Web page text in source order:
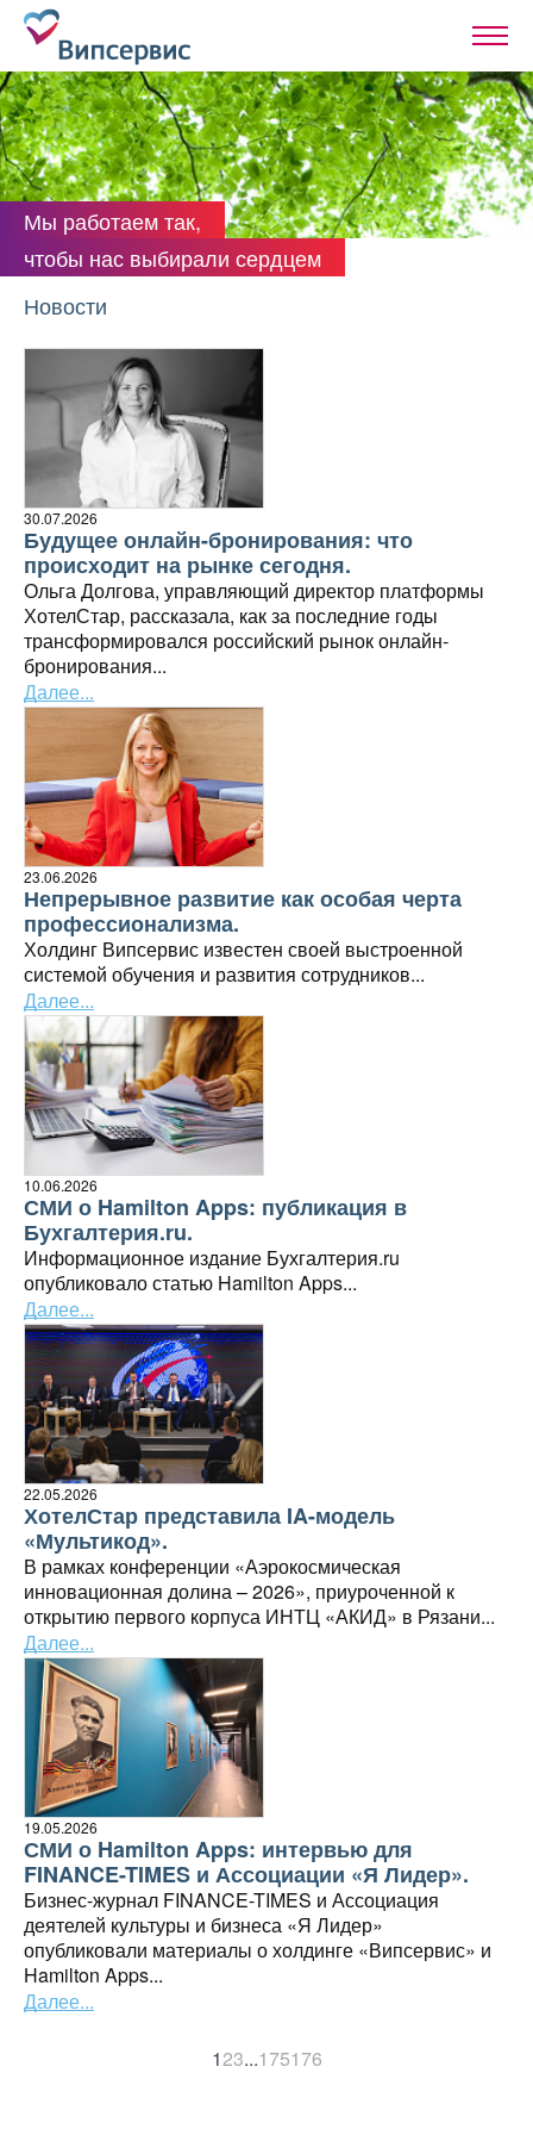
Мы работаем так,
чтобы нас выбирали сердцем
Новости
Будущее онлайн-бронирования: что
происходит на рынке сегодня.
Ольга Долгова, управляющий директор платформы
ХотелСтар, рассказала, как за последние годы
трансформировался российский рынок онлайн-
бронирования...
30.07.2026
Далее...
Непрерывное развитие как особая черта
профессионализма.
Холдинг Випсервис известен своей выстроенной
системой обучения и развития сотрудников...
23.06.2026
Далее...
СМИ о Hamilton Apps: публикация в
Бухгалтерия.ru.
Информационное издание Бухгалтерия.ru
опубликовало статью Hamilton Apps...
10.06.2026
Далее...
ХотелСтар представила IA-модель
«Мультикод».
В рамках конференции «Аэрокосмическая
инновационная долина – 2026», приуроченной к
открытию первого корпуса ИНТЦ «АКИД» в Рязани...
22.05.2026
Далее...
СМИ о Hamilton Apps: интервью для
FINANCE-TIMES и Ассоциации «Я Лидер».
Бизнес-журнал FINANCE-TIMES и Ассоциация
деятелей культуры и бизнеса «Я Лидер»
опубликовали материалы о холдинге «Випсервис» и
Hamilton Apps...
19.05.2026
Далее...
123...175176